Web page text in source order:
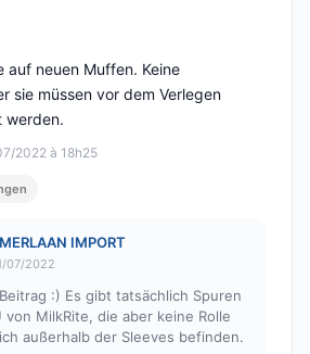
5
2022 à 18h25
auf neuen Muffen. Keine
sie müssen vor dem Verlegen
werden.
IMPORT
07/2022
:) Es gibt tatsächlich Spuren
von MilkRite, die aber keine Rolle
außerhalb der Sleeves befinden.